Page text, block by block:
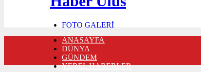
FOTO GALERİ
TRAFİK DURUMU
NÖBETÇİ ECZANELER
CANLI SONUÇLAR
ANASAYFA
DÜNYA
GÜNDEM
YEREL HABERLER